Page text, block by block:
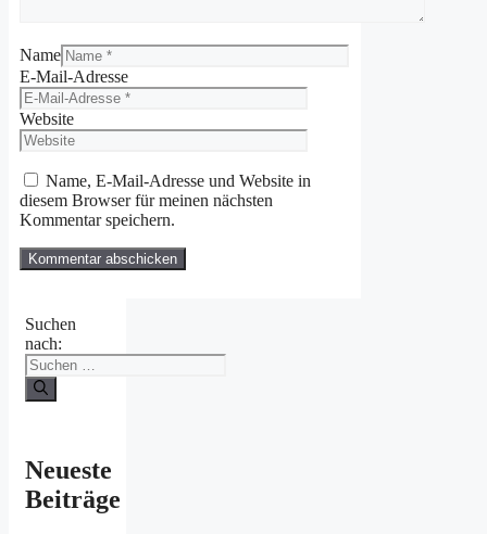
Name
E-Mail-Adresse
Website
Name, E-Mail-Adresse und Website in
diesem Browser für meinen nächsten
Kommentar speichern.
Suchen
nach:
Neueste
Beiträge